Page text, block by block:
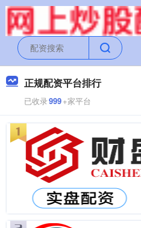
正规配资平台排行
已收录999+家平台